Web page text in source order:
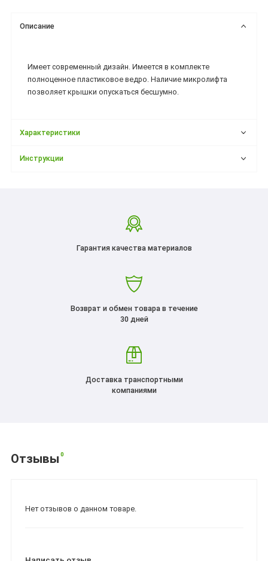
Описание
Имеет современный дизайн. Имеется в комплекте
полноценное пластиковое ведро. Наличие микролифта
позволяет крышки опускаться бесшумно.
Характеристики
Инструкции
Гарантия качества материалов
Возврат и обмен товара в течение
30 дней
Доставка транспортными
компаниями
Отзывы 0
Нет отзывов о данном товаре.